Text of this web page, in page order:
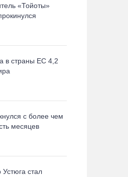
«Тойоты»
в страны ЕС 4,2
с более чем
месяцев
Устюга стал